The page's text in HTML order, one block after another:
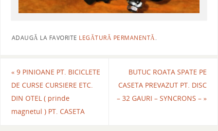
ADAUGĂ LA FAVORITE LEGĂTURĂ PERMANENTĂ.
«9 PINIOANE PT. BICICLETE
DE CURSE CURSIERE ETC.
DIN OTEL ( prinde
magnetul ) PT. CASETA
BUTUC ROATA SPATE PE
CASETA PREVAZUT PT. DISC
– 32 GAURI – SYNCRONS –»